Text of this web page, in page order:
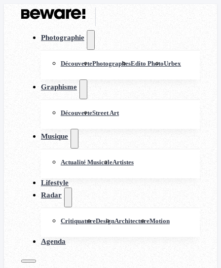
Photographie
DécouvertePhotographesEdito PhotoUrbex
Graphisme
DécouverteStreet Art
Musique
Actualité MusicaleArtistes
Lifestyle
Radar
CritiquatureDesignArchitectureMotion
Agenda